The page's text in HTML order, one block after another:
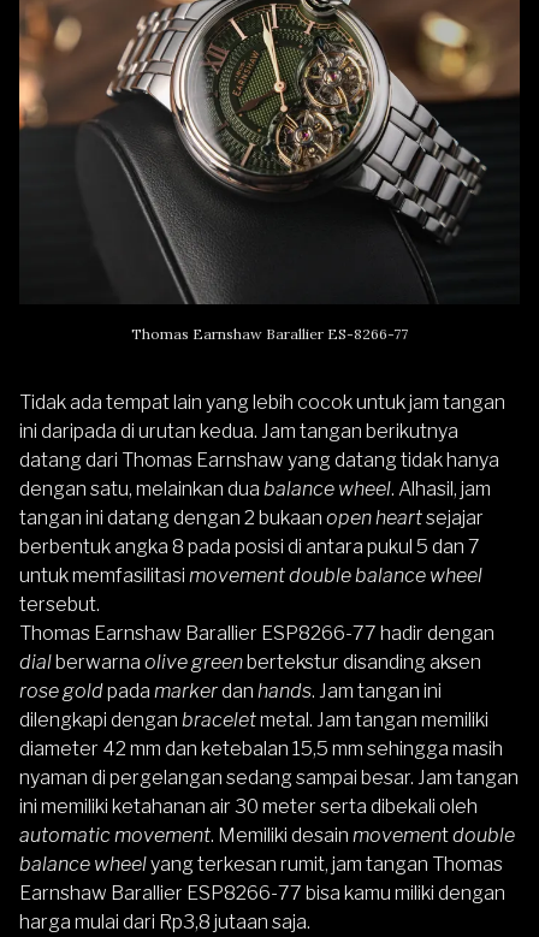
Thomas Earnshaw Barallier ES-8266-77
Tidak ada tempat lain yang lebih cocok untuk jam tangan
ini daripada di urutan kedua. Jam tangan berikutnya
datang dari Thomas Earnshaw yang datang tidak hanya
dengan satu, melainkan dua balance wheel. Alhasil, jam
tangan ini datang dengan 2 bukaan open heartsejajar
berbentuk angka 8 pada posisi di antara pukul 5 dan 7
untuk memfasilitasi movementdouble balance wheel
tersebut.
Thomas Earnshaw Barallier ESP8266-77 hadir dengan
dial berwarna olive green bertekstur disanding aksen
rose goldpada markerdan hands. Jam tangan ini
dilengkapi dengan braceletmetal. Jam tangan memiliki
diameter 42 mm dan ketebalan 15,5 mm sehingga masih
nyaman di pergelangan sedang sampai besar. Jam tangan
ini memiliki ketahanan air 30 meter serta dibekali oleh
automatic movement. Memiliki desain movementdouble
balance wheelyang terkesan rumit, jam tangan Thomas
Earnshaw Barallier ESP8266-77 bisa kamu miliki dengan
harga mulai dari Rp3,8 jutaan saja.